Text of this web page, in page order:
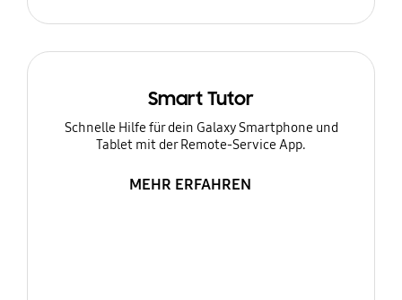
Smart Tutor
Schnelle Hilfe für dein Galaxy Smartphone und
Tablet mit der Remote-Service App.
MEHR ERFAHREN